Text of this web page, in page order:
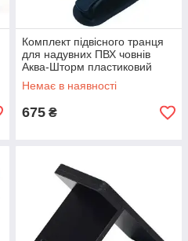
Комплект підвісного транця
для надувних ПВХ човнів
Аква-Шторм пластиковий
1602 для моторів від 2.4 м
включає леєродержателі та
Немає в наявності
675 ₴